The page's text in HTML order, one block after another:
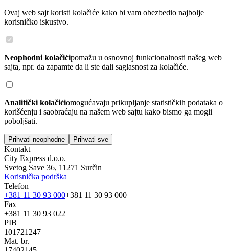
Ovaj web sajt koristi kolačiće kako bi vam obezbedio najbolje
korisničko iskustvo.
Neophodni kolačićipomažu u osnovnoj funkcionalnosti našeg web
sajta, npr. da zapamte da li ste dali saglasnost za kolačiće.
Analitički kolačićiomogućavaju prikupljanje statističkih podataka o
korišćenju i saobraćaju na našem web sajtu kako bismo ga mogli
poboljšati.
Prihvati neophodne Prihvati sve
Kontakt
City Express d.o.o.
Svetog Save 36, 11271 Surčin
Korisnička podrška
Telefon
+381 11 30 93 000+381 11 30 93 000
Fax
+381 11 30 93 022
PIB
101721247
Mat. br.